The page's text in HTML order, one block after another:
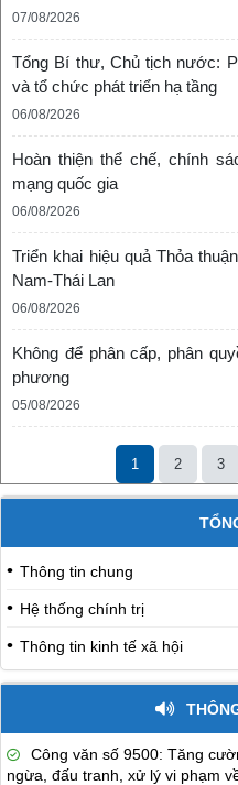
07/08/2026
Tổng Bí thư, Chủ tịch nước:
và tổ chức phát triển hạ tầng
06/08/2026
Hoàn thiện thể chế, chính
mạng quốc gia
06/08/2026
Triển khai hiệu quả Thỏa
Nam-Thái Lan
06/08/2026
Không để phân cấp, phân
phương
05/08/2026
1 2 3
Thông tin chung
Hệ thống chính trị
Thông tin kinh tế xã hội
Công văn số 9500: Tăng
ngừa, đấu tranh, xử lý vi phạm